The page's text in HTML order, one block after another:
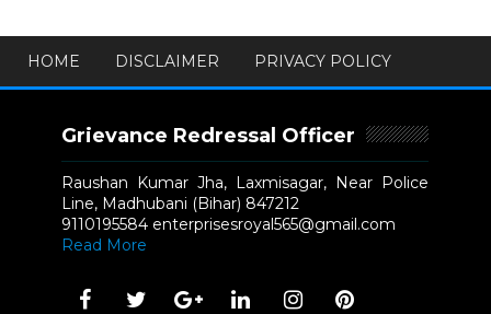
HOME DISCLAIMER PRIVACY POLICY
Grievance Redressal Officer
Raushan Kumar Jha, Laxmisagar, Near Police
Line, Madhubani (Bihar) 847212
9110195584 enterprisesroyal565@gmail.com
Read More